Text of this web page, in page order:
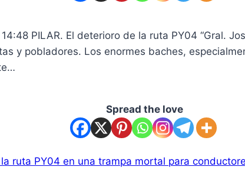
PILAR. El deterioro de la ruta PY04 “Gral.
y pobladores. Los enormes baches,
Spread the love
ruta PY04 en una trampa mortal para